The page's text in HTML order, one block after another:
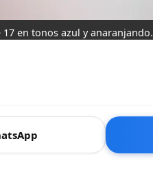
en tonos azul y anaranjando.